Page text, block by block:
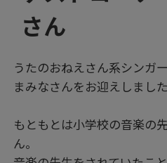
さん
うたのおねえさん系シンガ
まみなさんをお迎えしまし
もともとは小学校の音楽の
ん。